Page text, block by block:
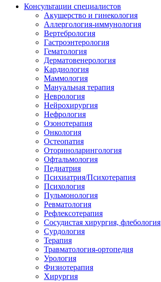
Консультации специалистов
Акушерство и гинекология
Аллергология-иммунология
Вертебрология
Гастроэнтерология
Гематология
Дерматовенерология
Кардиология
Маммология
Мануальная терапия
Неврология
Нейрохирургия
Нефрология
Озонотерапия
Онкология
Остеопатия
Оториноларингология
Офтальмология
Педиатрия
Психиатрия/Психотерапия
Психология
Пульмонология
Ревматология
Рефлексотерапия
Сосудистая хирургия, флебология
Сурдология
Терапия
Травматология-ортопедия
Урология
Физиотерапия
Хирургия